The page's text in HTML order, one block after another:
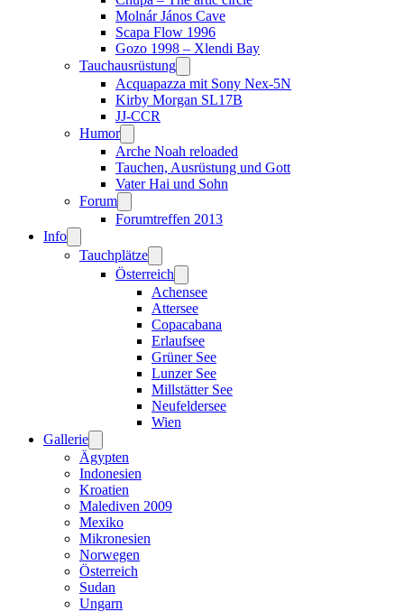
Molnár János Cave
Scapa Flow 1996
Gozo 1998 – Xlendi Bay
Tauchausrüstung
Acquapazza mit Sony Nex-5N
Kirby Morgan SL17B
JJ-CCR
Humor
Arche Noah reloaded
Tauchen, Ausrüstung und Gott
Vater Hai und Sohn
Forum
Forumtreffen 2013
Info
Tauchplätze
Österreich
Achensee
Attersee
Copacabana
Erlaufsee
Grüner See
Lunzer See
Millstätter See
Neufeldersee
Wien
Gallerie
Ägypten
Indonesien
Kroatien
Malediven 2009
Mexiko
Mikronesien
Norwegen
Österreich
Sudan
Ungarn